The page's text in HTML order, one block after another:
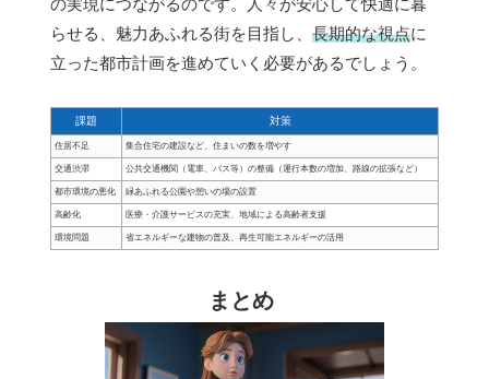
の実現につながるのです。人々が安心して快適に暮
らせる、魅力あふれる街を目指し、 長期的な視点に
立った都市計画を進めていく必要があるでしょう。
課題 対策
住居不足 集合住宅の建設など、住まいの数を増やす
交通渋滞 公共交通機関（電車、バス等）の整備（運行本数の増加、路線の拡張など）
都市環境の悪化 緑あふれる公園や憩いの場の設置
高齢化 医療・介護サービスの充実、地域による高齢者支援
環境問題 省エネルギーな建物の普及、再生可能エネルギーの活用
まとめ